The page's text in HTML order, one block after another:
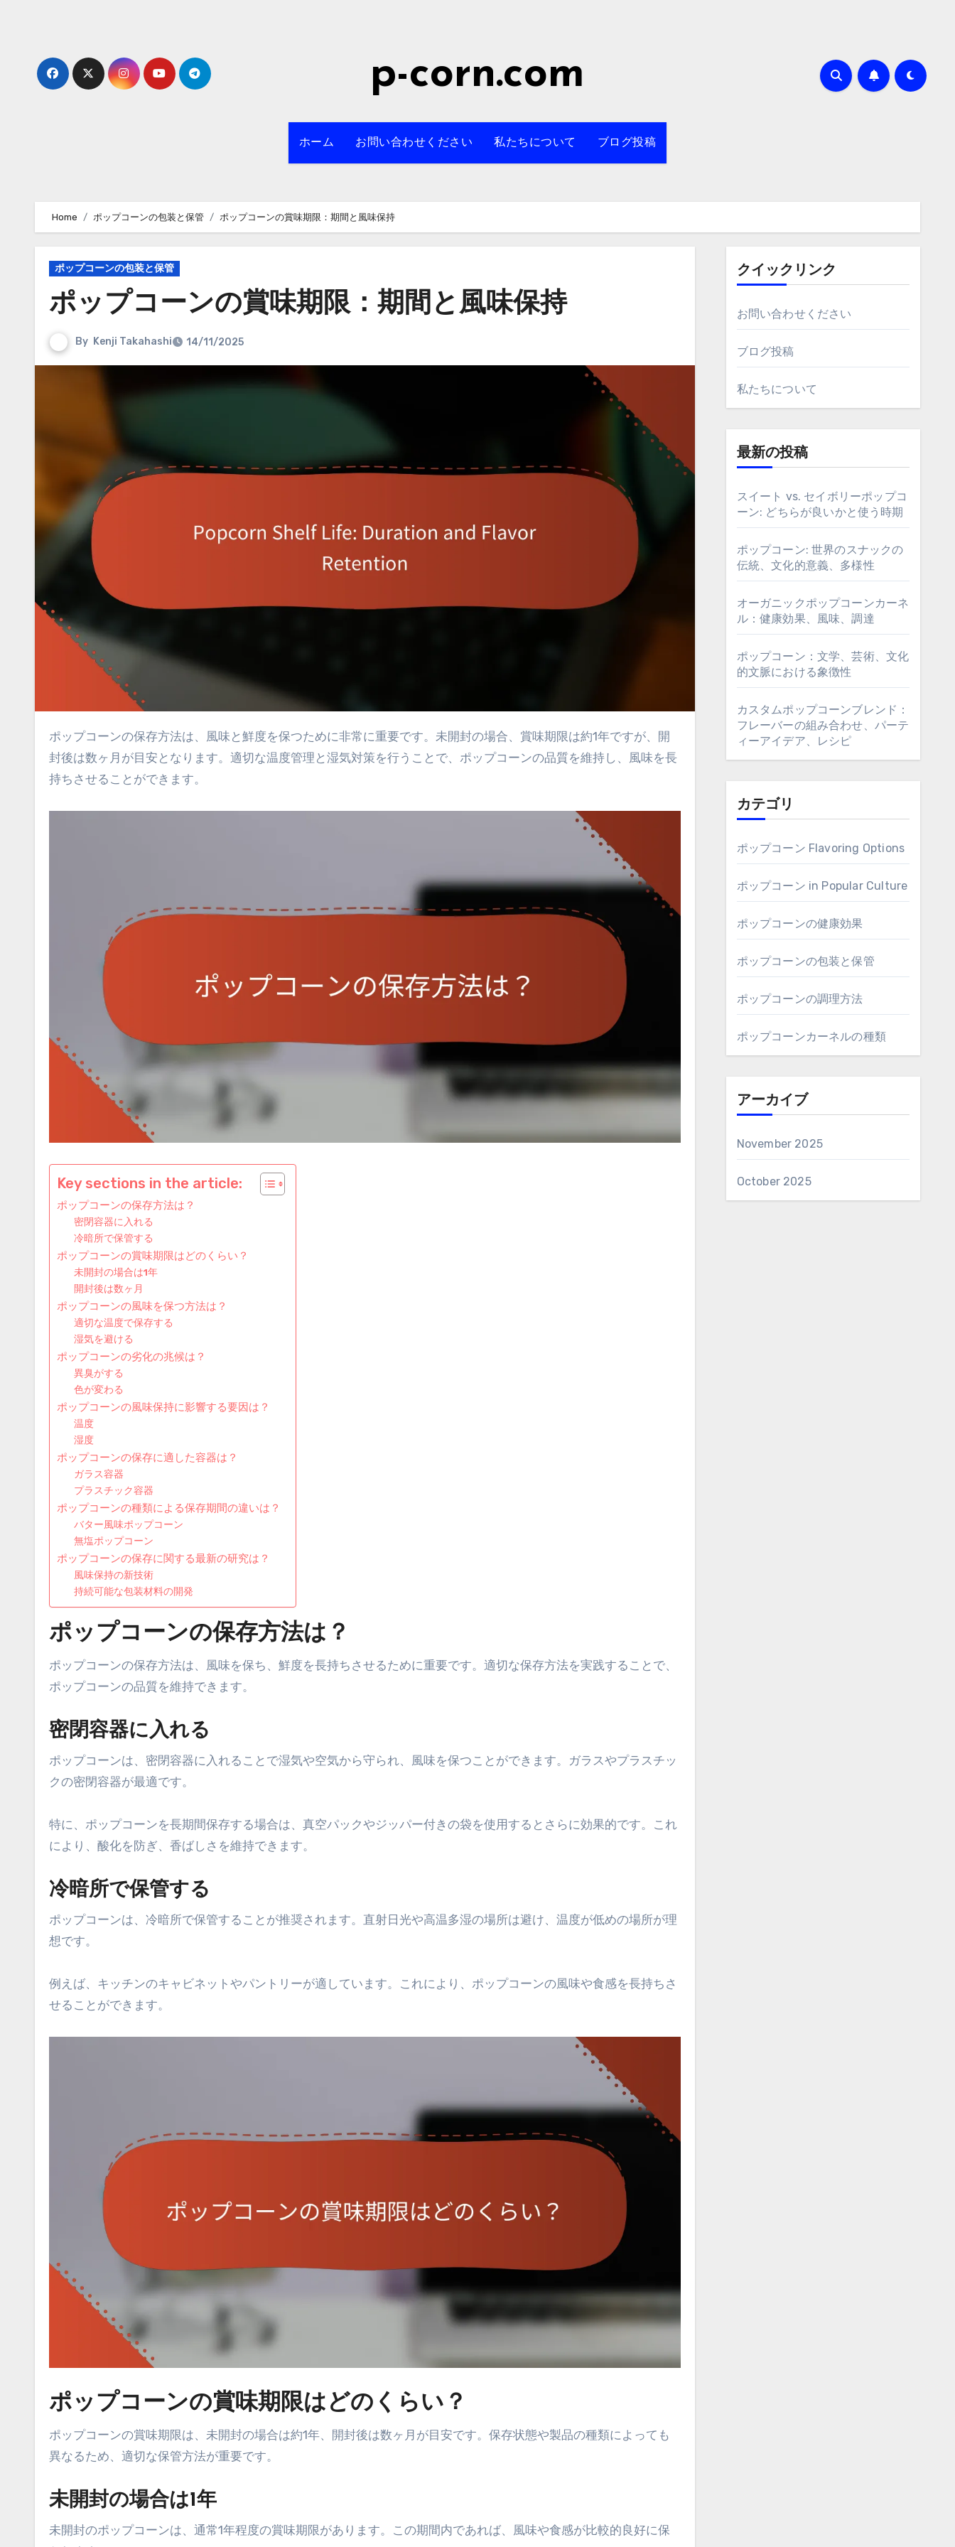
p-corn.com
ホーム お問い合わせください 私たちについて ブログ投稿
Home ポップコーンの包装と保管 ポップコーンの賞味期限：期間と風味保持
ポップコーンの包装と保管
ポップコーンの賞味期限：期間と風味保持
By Kenji Takahashi 14/11/2025
ポップコーンの保存方法は、風味と鮮度を保つために非常に重要です。未開封の場合、賞味期限は約1年ですが、開
封後は数ヶ月が目安となります。適切な温度管理と湿気対策を行うことで、ポップコーンの品質を維持し、風味を長
持ちさせることができます。
Key sections in the article:
ポップコーンの保存方法は？
密閉容器に入れる
冷暗所で保管する
ポップコーンの賞味期限はどのくらい？
未開封の場合は1年
開封後は数ヶ月
ポップコーンの風味を保つ方法は？
適切な温度で保存する
湿気を避ける
ポップコーンの劣化の兆候は？
異臭がする
色が変わる
ポップコーンの風味保持に影響する要因は？
温度
湿度
ポップコーンの保存に適した容器は？
ガラス容器
プラスチック容器
ポップコーンの種類による保存期間の違いは？
バター風味ポップコーン
無塩ポップコーン
ポップコーンの保存に関する最新の研究は？
風味保持の新技術
持続可能な包装材料の開発
ポップコーンの保存方法は？
ポップコーンの保存方法は、風味を保ち、鮮度を長持ちさせるために重要です。適切な保存方法を実践することで、
ポップコーンの品質を維持できます。
密閉容器に入れる
ポップコーンは、密閉容器に入れることで湿気や空気から守られ、風味を保つことができます。ガラスやプラスチッ
クの密閉容器が最適です。
特に、ポップコーンを長期間保存する場合は、真空パックやジッパー付きの袋を使用するとさらに効果的です。これ
により、酸化を防ぎ、香ばしさを維持できます。
冷暗所で保管する
ポップコーンは、冷暗所で保管することが推奨されます。直射日光や高温多湿の場所は避け、温度が低めの場所が理
想です。
例えば、キッチンのキャビネットやパントリーが適しています。これにより、ポップコーンの風味や食感を長持ちさ
せることができます。
ポップコーンの賞味期限はどのくらい？
ポップコーンの賞味期限は、未開封の場合は約1年、開封後は数ヶ月が目安です。保存状態や製品の種類によっても
異なるため、適切な保管方法が重要です。
未開封の場合は1年
未開封のポップコーンは、通常1年程度の賞味期限があります。この期間内であれば、風味や食感が比較的良好に保
クイックリンク
お問い合わせください
ブログ投稿
私たちについて
最新の投稿
スイート vs. セイボリーポップコ
ーン: どちらが良いかと使う時期
ポップコーン: 世界のスナックの
伝統、文化的意義、多様性
オーガニックポップコーンカーネ
ル：健康効果、風味、調達
ポップコーン：文学、芸術、文化
的文脈における象徴性
カスタムポップコーンブレンド：
フレーバーの組み合わせ、パーテ
ィーアイデア、レシピ
カテゴリ
ポップコーン Flavoring Options
ポップコーン in Popular Culture
ポップコーンの健康効果
ポップコーンの包装と保管
ポップコーンの調理方法
ポップコーンカーネルの種類
アーカイブ
November 2025
October 2025